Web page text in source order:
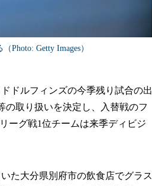
Photo: Getty Images）
ドルフィンズの今季残り試合の出
の取り扱いを決定し、入替戦のフ
ーグ戦1位チームは来季ディビジ
た大分県別府市の飲食店でグラス